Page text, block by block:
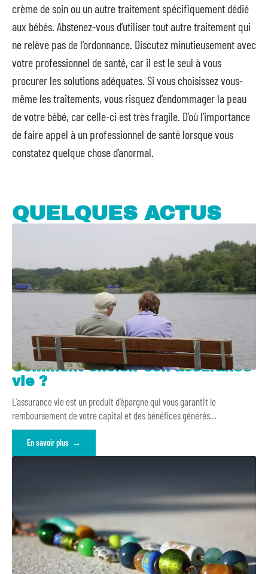
crème de soin ou un autre traitement spécifiquement dédié
aux bébés. Abstenez-vous d’utiliser tout autre traitement qui
ne relève pas de l’ordonnance. Discutez minutieusement avec
votre professionnel de santé, car il est le seul à vous
procurer les solutions adéquates. Si vous choisissez vous-
même les traitements, vous risquez d’endommager la peau
de votre bébé, car celle-ci est très fragile. D’où l’importance
de faire appel à un professionnel de santé lorsque vous
constatez quelque chose d’anormal.
QUELQUES ACTUS
Comment choisir son assurance
vie ?
L’assurance vie est un produit d’épargne qui vous garantit le
remboursement de votre capital et des bénéfices générés…
En savoir plus